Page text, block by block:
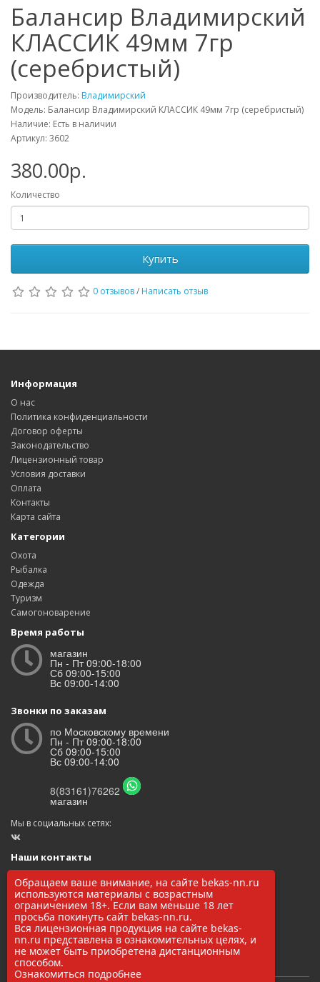
Балансир Владимирский
КЛАССИК 49мм 7гр
(серебристый)
Производитель: Владимирский
Модель: Балансир Владимирский КЛАССИК 49мм 7гр (серебристый)
Наличие: Есть в наличии
Артикул: 3602
380.00р.
Количество
Купить
0 отзывов/ Написать отзыв
Информация
О нас
Политика конфиденциальности
Договор оферты
Законодательство
Лицензионный товар
Условия доставки
Оплата
Контакты
Карта сайта
Категории
Охота
Рыбалка
Одежда
Туризм
Самогоноварение
Время работы
магазин
Пн - Пт 09:00-18:00
Сб 09:00-15:00
Вс 09:00-14:00
Звонки по заказам
по Московскому времени
Пн - Пт 09:00-18:00
Сб 09:00-15:00
Вс 09:00-14:00
8(83161)76262
магазин
Мы в социальных сетях:
Наши контакты
ООО «БЕКАС»
ОГРН: 1145248000017
ИНН/КПП: 5248037037 / 524801001
8(83161)76262
zakaz@bekas-nn.ru
606524, Нижегородская обл. г. Заволжье ул. Рылеева 4А
Обращаем ваше внимание, на сайте bekas-nn.ru
используются материалы с возрастным
ограничением 18+. Если вам меньше 18 лет
просьба покинуть сайт bekas-nn.ru.
Вся лицензионная продукция на сайте bekas-
nn.ru представлена в ознакомительных целях, и
не может быть приобретена дистанционным
способом.
Ознакомиться подробнее